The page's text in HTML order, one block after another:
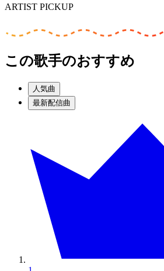
ARTIST PICKUP
この歌手のおすすめ
人気曲
最新配信曲